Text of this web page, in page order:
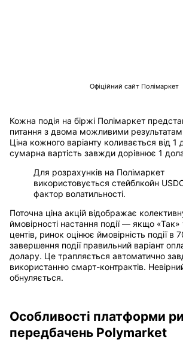
Офіційний сайт Полімаркет
Кожна подія на біржі Полімаркет
питання з двома можливими
Ціна кожного варіанту коливається від 1
сумарна вартість завжди дорівнює 1
Для розрахунків на Полімаркет
використовується стейблкойн
фактор волатильності.
Поточна ціна акцій відображає
ймовірності настання події — якщо «Так»
центів, ринок оцінює ймовірність події в
завершення події правильний варіант
долару. Це трапляється автоматично
використанню смарт-контрактів.
обнуляється.
Особливості платформи
передбачень Polymarket